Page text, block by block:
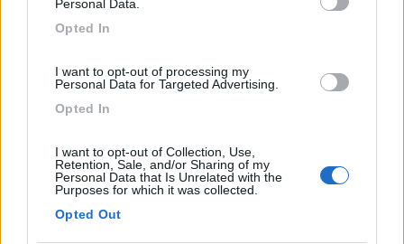
Personal Data.
Opted In
I want to opt-out of processing my
Personal Data for Targeted Advertising.
Opted In
I want to opt-out of Collection, Use,
Retention, Sale, and/or Sharing of my
Personal Data that Is Unrelated with the
Purposes for which it was collected.
Opted Out
città. Lo consiglio vivamente.
Accoglienza Caratteristiche Posizione
Pulizia
Servizi Trasporti
fsimeoni
Accoglienza